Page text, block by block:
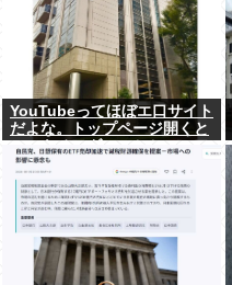
YouTubeってほぼエ口サイト
だよな。トップページ開くと
いつもチアダンスとかローア
ングルで撮影した街撮り動画
ばっか出てくるじゃん